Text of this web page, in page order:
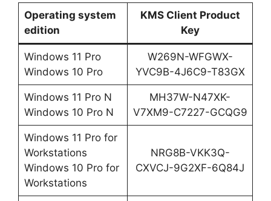
Operating system
edition
KMS Client Product
Key
Windows 11 Pro
Windows 10 Pro
W269N-WFGWX-
YVC9B-4J6C9-T83GX
Windows 11 Pro N
Windows 10 Pro N
MH37W-N47XK-
V7XM9-C7227-GCQG9
Windows 11 Pro for
Workstations
Windows 10 Pro for
Workstations
NRG8B-VKK3Q-
CXVCJ-9G2XF-6Q84J